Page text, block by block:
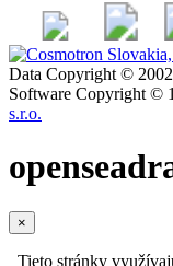
Data Copyright ©
Software Copyright ©
s.r.o.
×
Tieto stránky